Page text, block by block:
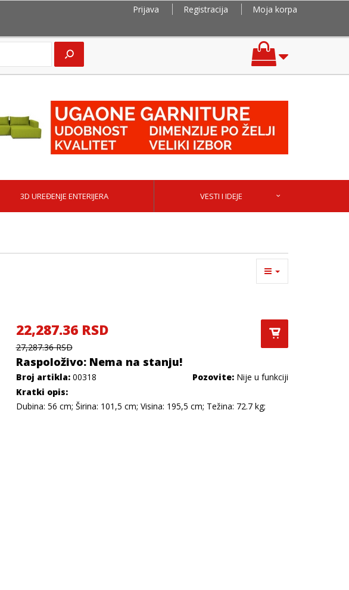
Prijava Registracija
Moja korpa
3D UREĐENJE ENTERIJERA VESTI I IDEJE
22,287.36 RSD
27,287.36 RSD
Raspoloživo: Nema na stanju!
Broj artikla:00318 Pozovite: Nije u funkciji
Kratki opis:
Dubina: 56 cm; Širina: 101,5 cm; Visina: 195,5 cm; Težina: 72.7 kg;